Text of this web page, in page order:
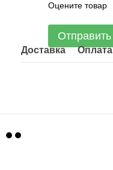
Оцените товар
Отправить
Доставка Оплата